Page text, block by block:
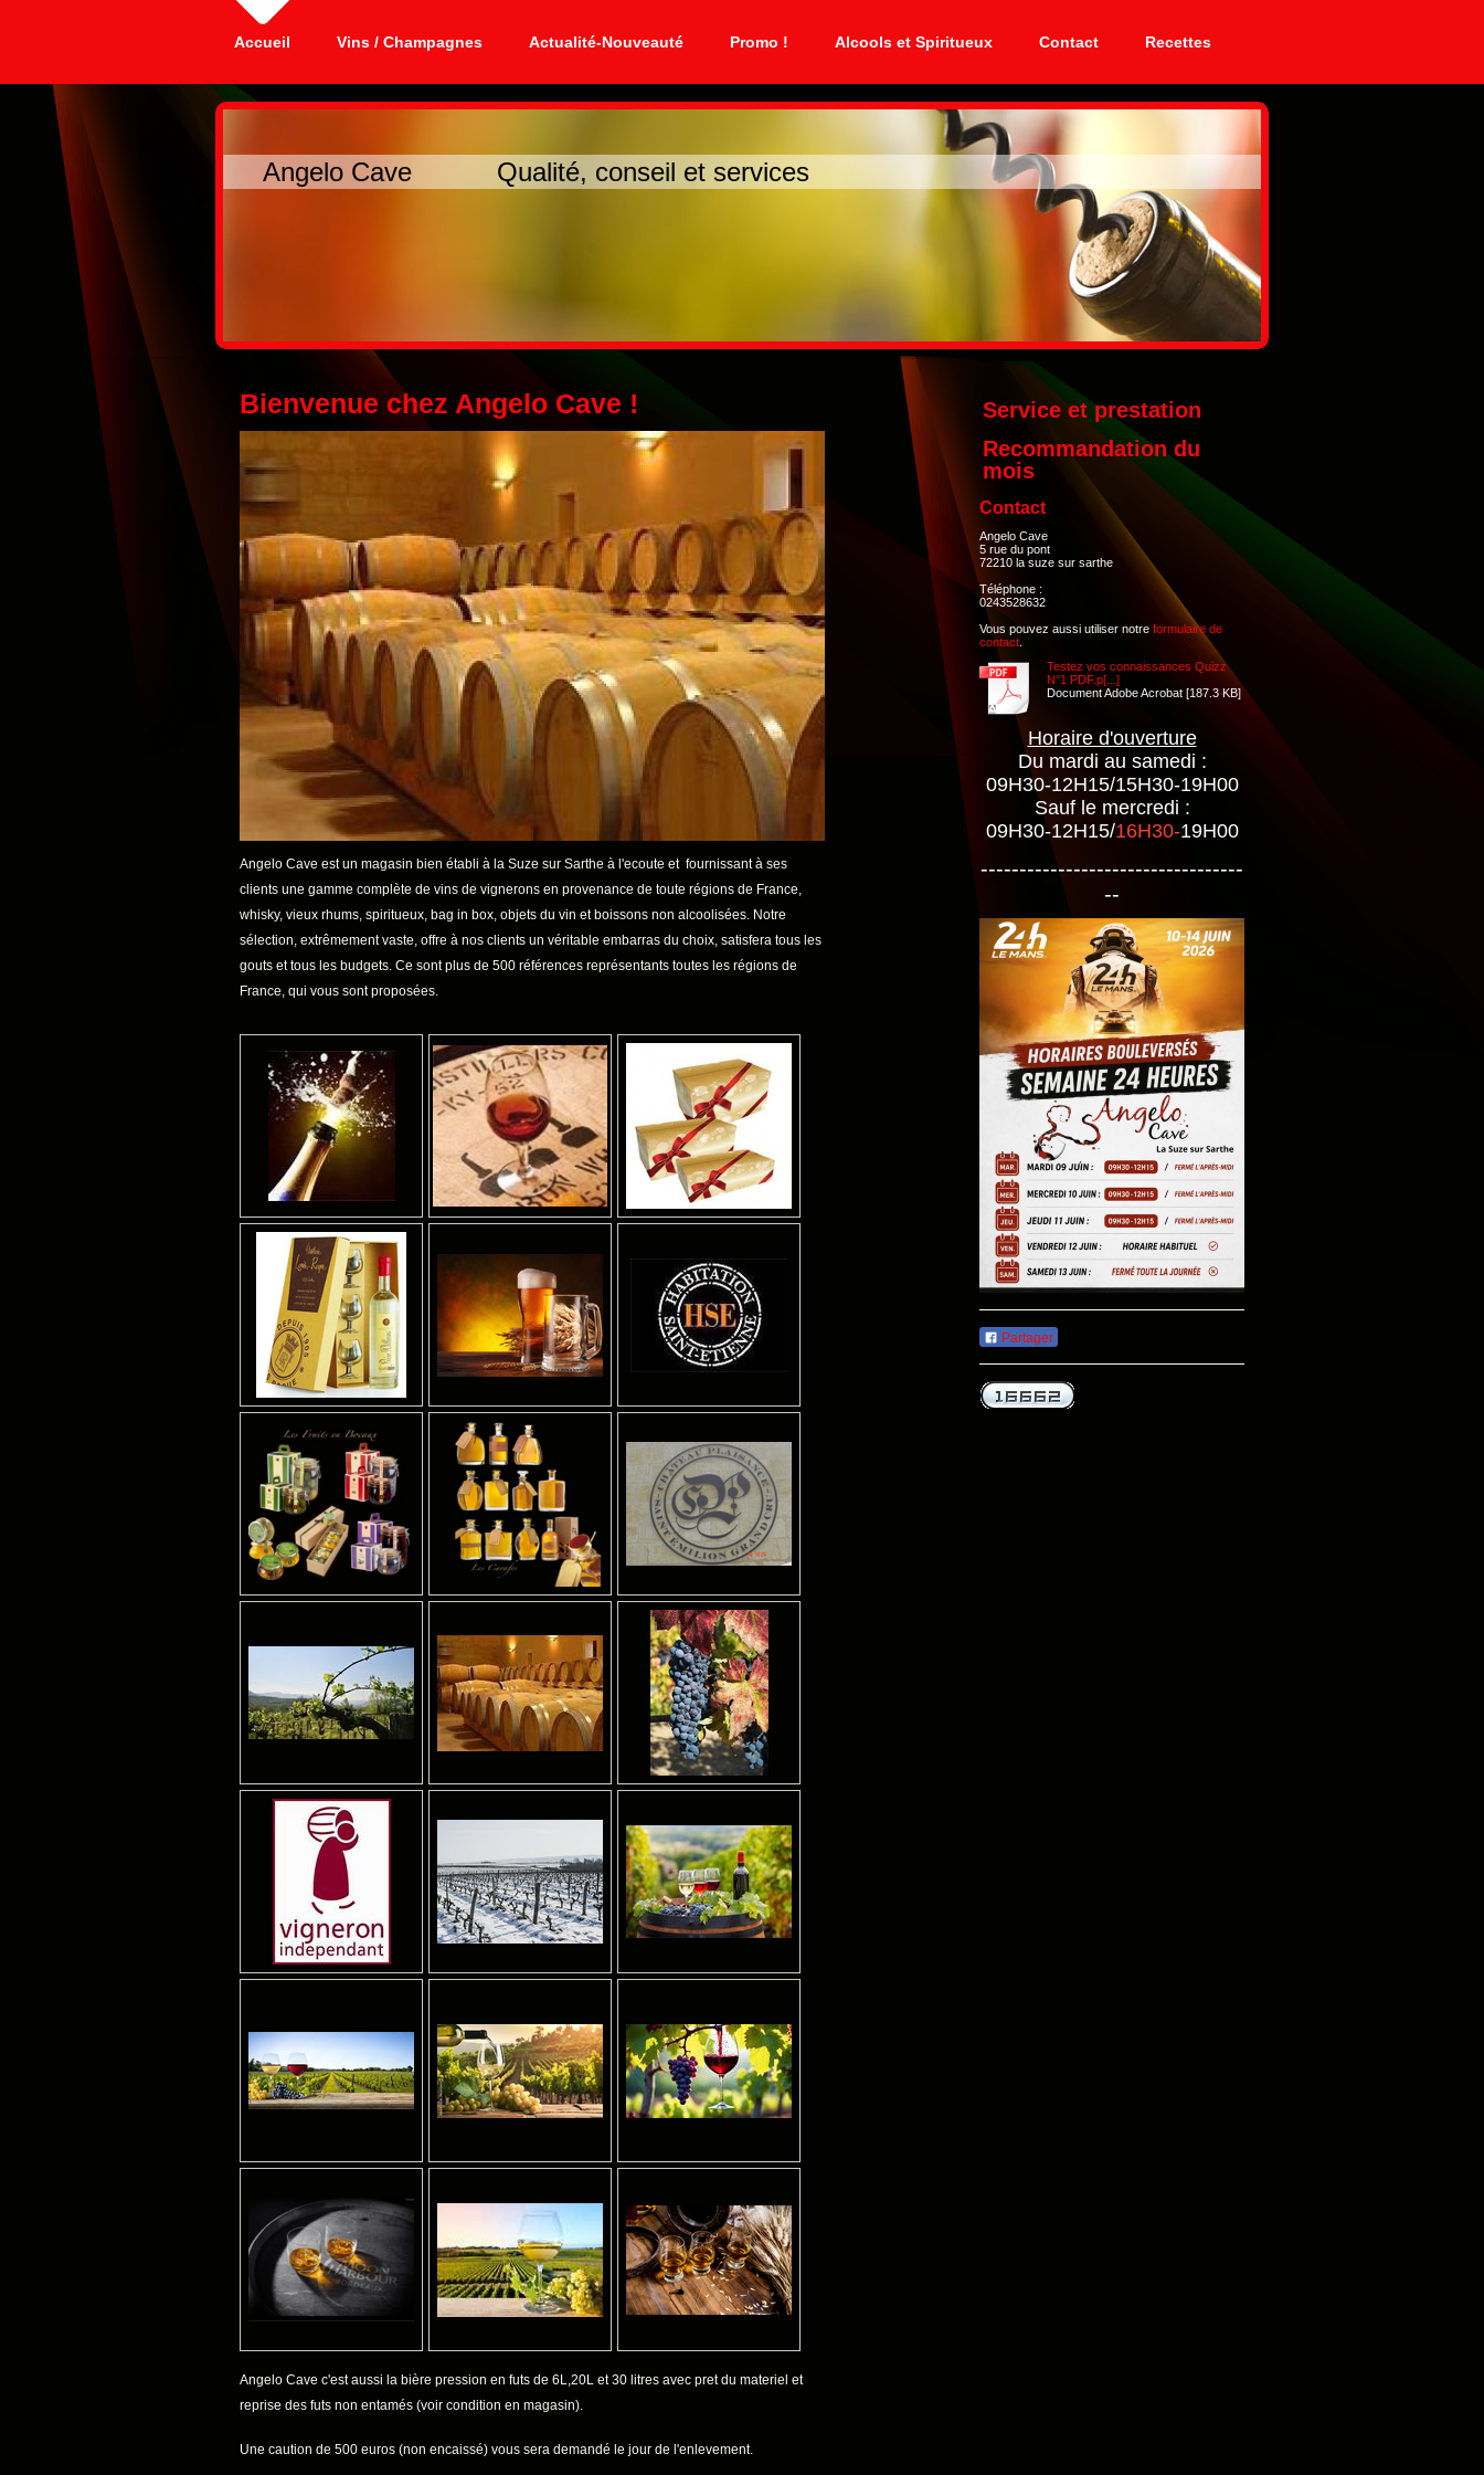
Accueil Vins / Champagnes Actualité-Nouveauté Promo ! Alcools et Spiritueux Contact Recettes
Angelo Cave Qualité, conseil et services
Service et prestation
Recommandation du
mois
Contact
Angelo Cave
5 rue du pont
72210 la suze sur sarthe
Téléphone :
0243528632
Vous pouvez aussi utiliser notre formulaire de
contact
Testez vos connaissances Quizz
N°1 PDF.p[...]
Document Adobe Acrobat [187.3 KB]
Horaire d'ouverture
Du mardi au samedi :
09H30-12H15/15H30-19H00
Sauf le mercredi :
09H30-12H15/16H30-19H00
----------------------------------
--
Partager
Bienvenue chez Angelo Cave !
Angelo Cave est un magasin bien établi à la Suze sur Sarthe à l'ecoute et fournissant à ses
clients une gamme complète de vins de vignerons en provenance de toute régions de France,
whisky, vieux rhums, spiritueux, bag in box, objets du vin et boissons non alcoolisées. Notre
sélection, extrêmement vaste, offre à nos clients un véritable embarras du choix, satisfera tous les
gouts et tous les budgets. Ce sont plus de 500 références représentants toutes les régions de
France, qui vous sont proposées.
Angelo Cave c'est aussi la bière pression en futs de 6L,20L et 30 litres avec pret du materiel et
reprise des futs non entamés (voir condition en magasin).
Une caution de 500 euros (non encaissé) vous sera demandé le jour de l'enlevement.